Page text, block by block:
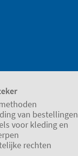
van bestellingen
voor kleding en
rechten